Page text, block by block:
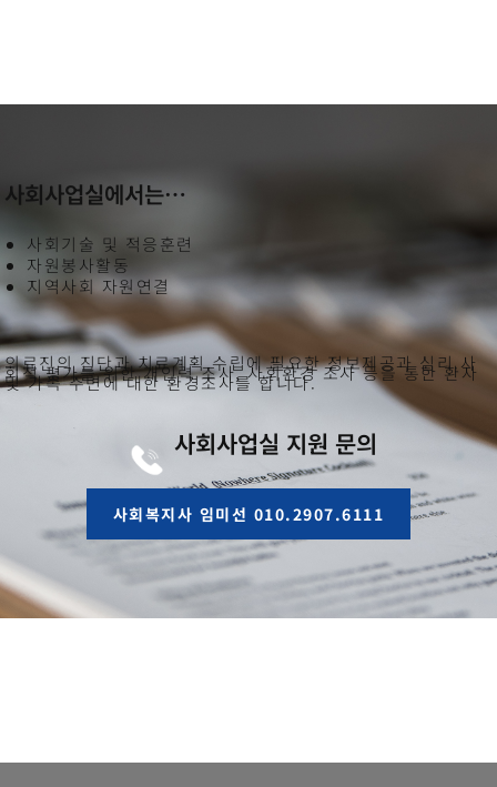
사회사업실에서는…
사회기술 및 적응훈련
자원봉사활동
지역사회 자원연결
의료진의 진단과 치료계획 수립에 필요한 정보제공과 심리.사
회적 평가를 위한 개인력 조사, 사회환경 조사 등을 통한 환자
및 가족 주변에 대한 환경조사를 합니다.
사회사업실 지원 문의
사회복지사 임미선 010.2907.6111